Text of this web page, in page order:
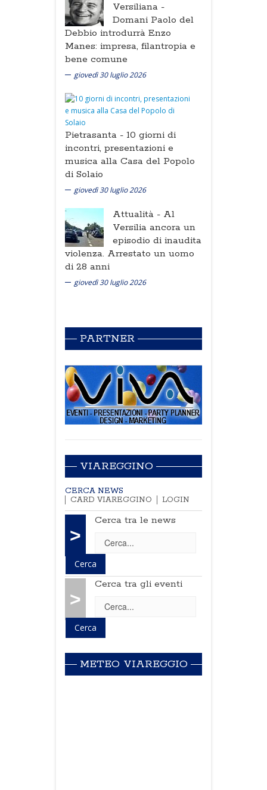
Versiliana -
Domani Paolo del
Debbio introdurrà Enzo
Manes: impresa, filantropia e
bene comune
giovedì 30 luglio 2026
Pietrasanta - 10 giorni di
incontri, presentazioni e
musica alla Casa del Popolo
di Solaio
giovedì 30 luglio 2026
Attualità - Al
Versilia ancora un
episodio di inaudita
violenza. Arrestato un uomo
di 28 anni
giovedì 30 luglio 2026
PARTNER
VIAREGGINO
CERCA NEWS
CARD VIAREGGINO
LOGIN
>
Cerca tra le news
>
Cerca tra gli eventi
METEO VIAREGGIO